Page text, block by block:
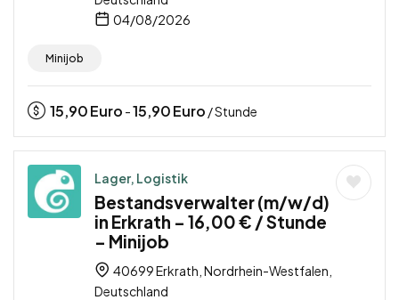
04/08/2026
Minijob
15,90Euro -15,90Euro / Stunde
Lager, Logistik
Bestandsverwalter (m/w/d)
in Erkrath – 16,00 € / Stunde
– Minijob
40699 Erkrath, Nordrhein-Westfalen,
Deutschland